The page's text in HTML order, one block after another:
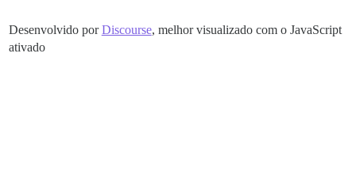
Desenvolvido porDiscourse, melhor visualizado com o JavaScript
ativado